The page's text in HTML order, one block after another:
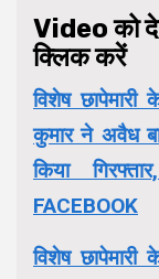
Video को
क्लिक करें
विशेष छापेमारी
कुमार ने अवैध
किया
FACEBOOK
विशेष छापेमारी